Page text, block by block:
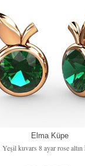
Elma Küpe
Yeşil kuvars 8 ayar rose altın